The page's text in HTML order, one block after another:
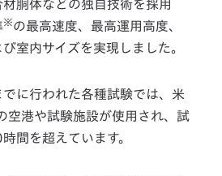
胴体などの独自技術を採用
※の最高速度、最高運用高度、
室内サイズを実現しました。
に行われた各種試験では、米
空港や試験施設が使用され、試
間を超えています。